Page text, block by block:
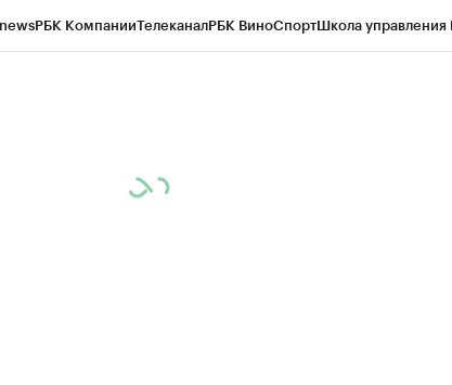
РБК КомпанииТелеканалРБК ВиноСпортШкола управления